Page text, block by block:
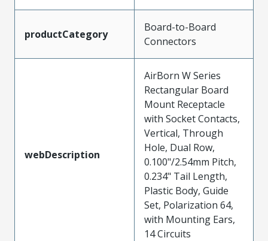
productCategory
Board-to-Board
Connectors
webDescription
AirBorn W Series
Rectangular Board
Mount Receptacle
with Socket Contacts,
Vertical, Through
Hole, Dual Row,
0.100"/2.54mm Pitch,
0.234" Tail Length,
Plastic Body, Guide
Set, Polarization 64,
with Mounting Ears,
14 Circuits